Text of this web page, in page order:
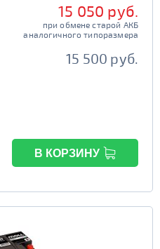
15 050 руб.
при обмене старой АКБ
аналогичного типоразмера
15 500 руб.
В КОРЗИНУ